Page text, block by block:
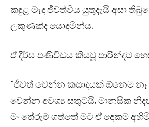
කඳුළ මැද ජීවත්විය යුතුදැයි අසා
ලකුණක්ද යොදමින්ය.
ඒ දීර්ඝ පණිවිඩය කියවූ පාරින්දට
“ජීවත් වෙන්න කසාදයක් ඕනෙම නෑ
වෙන්න අවශ්‍ය සතුටයි, මානසික
මං තේරුම් ගත්තේ මට ඒ දෙකම